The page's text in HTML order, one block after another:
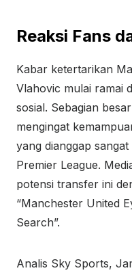
Reaksi Fans
Kabar ketertarikan
Vlahovic mulai ramai
sosial. Sebagian
mengingat
yang dianggap
Premier League.
potensi transfer ini
“Manchester United
Search”.
Analis Sky Sports,